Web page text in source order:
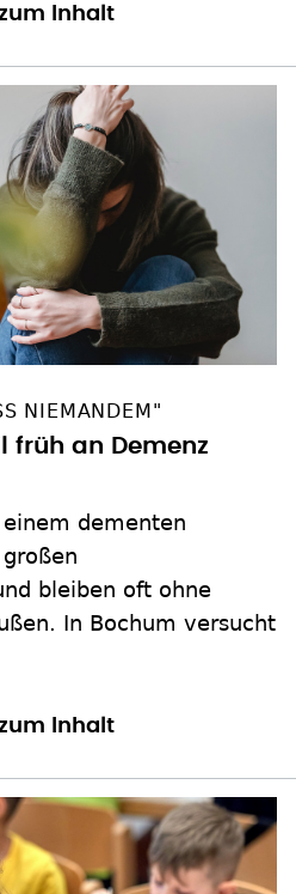
Inhalt
NIEMANDEM"
früh an Demenz
dementen
bleiben oft ohne
In Bochum versucht
Inhalt